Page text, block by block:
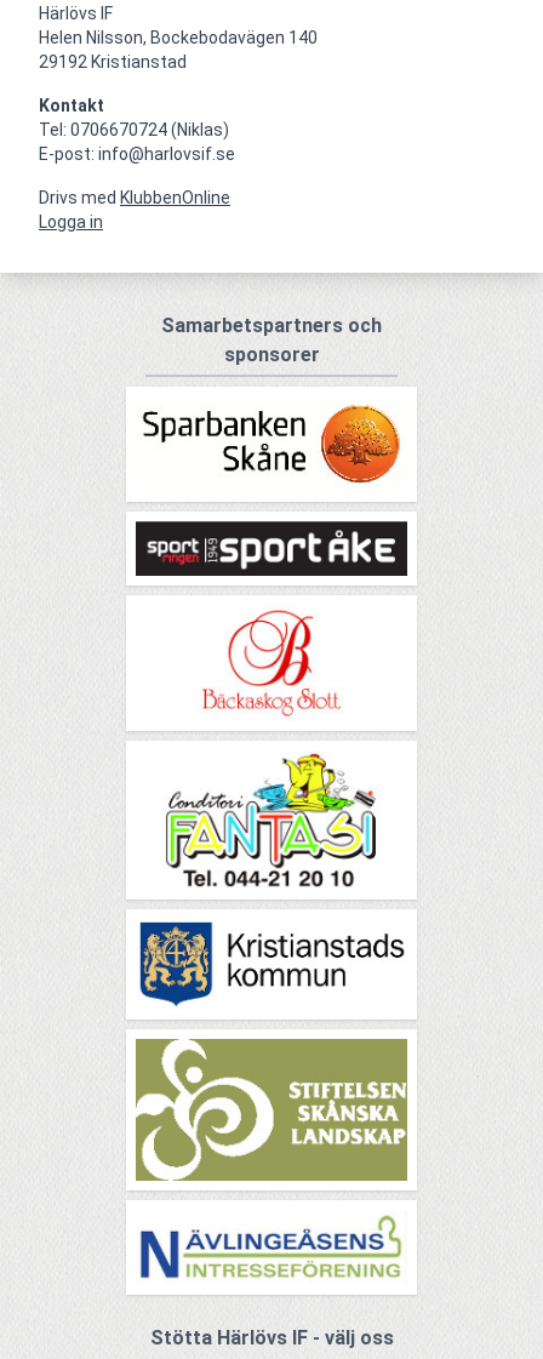
Härlövs IF
Helen Nilsson, Bockebodavägen 140
29192 Kristianstad
Kontakt
Tel: 0706670724 (Niklas)
E-post: info@harlovsif.se
Drivs med KlubbenOnline
Logga in
Samarbetspartners och
sponsorer
Stötta Härlövs IF - välj oss